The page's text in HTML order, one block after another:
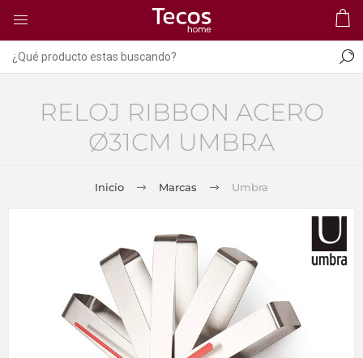
RELOJ RIBBON ACERO
Ø31CM UMBRA
Inicio Marcas Umbra